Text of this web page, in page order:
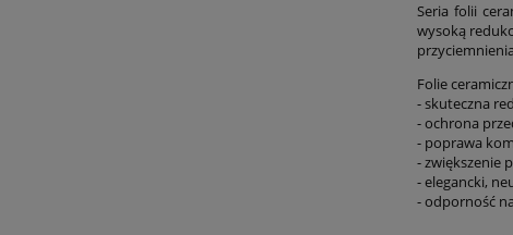
Seria folii
wysoką
Folie
- skuteczna
- ochrona
- poprawa
- zwiększenie
- elegancki,
- odporność